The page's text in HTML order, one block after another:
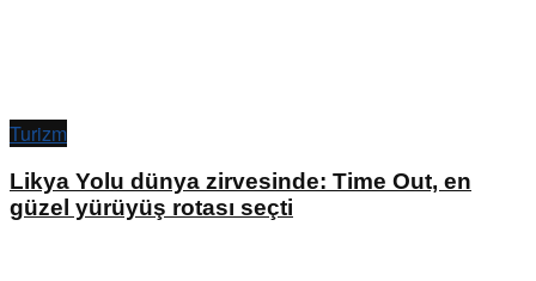
Turizm
Likya Yolu dünya zirvesinde: Time Out, en
güzel yürüyüş rotası seçti